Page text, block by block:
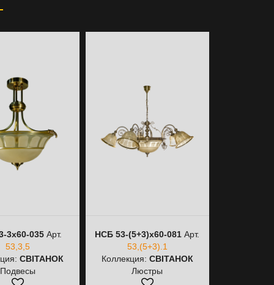
3х60-035 Арт.
53,3,5
СВІТАНОК
Подвесы
НСБ 53-(5+3)х60-081 Арт.
53,(5+3).1
Коллекция: СВІТАНОК
Люстры